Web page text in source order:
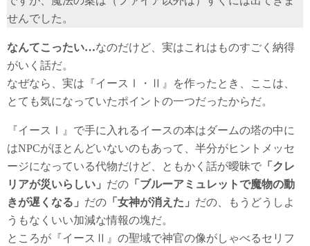
せんでした。
なんてこったい…なのだけど、実はこれはものすごく納得
がいく話だ。
なぜなら、実は『イースⅠ・Ⅱ』を作ったとき、ここは、
とても気になっていたポイントの一つだったからだ。
『イースⅠ』で手に入れるイースの本はダームの塔の中に
はNPCがほとんどいないのもあって、半分がヒントメッセ
ージになっている代物だけど、ともかく話が曖昧で 「クレ
リアが災いらしい」 だの 「ブルーアミュレットで魔物の動
きが遅くなる」 だの 「女神が消えた」 だの、もうどうしよ
うもなくいい加減な情報の塊だ。
ところが『イースⅡ』の聖域で神官の像がしゃべるセリフ